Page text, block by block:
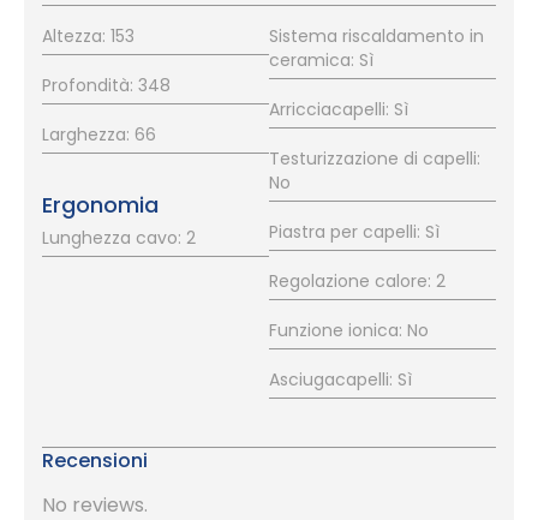
Altezza: 153
Profondità: 348
Larghezza: 66
Ergonomia
Lunghezza cavo: 2
Sistema riscaldamento in
ceramica: Sì
Arricciacapelli: Sì
Testurizzazione di capelli:
No
Piastra per capelli: Sì
Regolazione calore: 2
Funzione ionica: No
Asciugacapelli: Sì
Recensioni
No reviews.